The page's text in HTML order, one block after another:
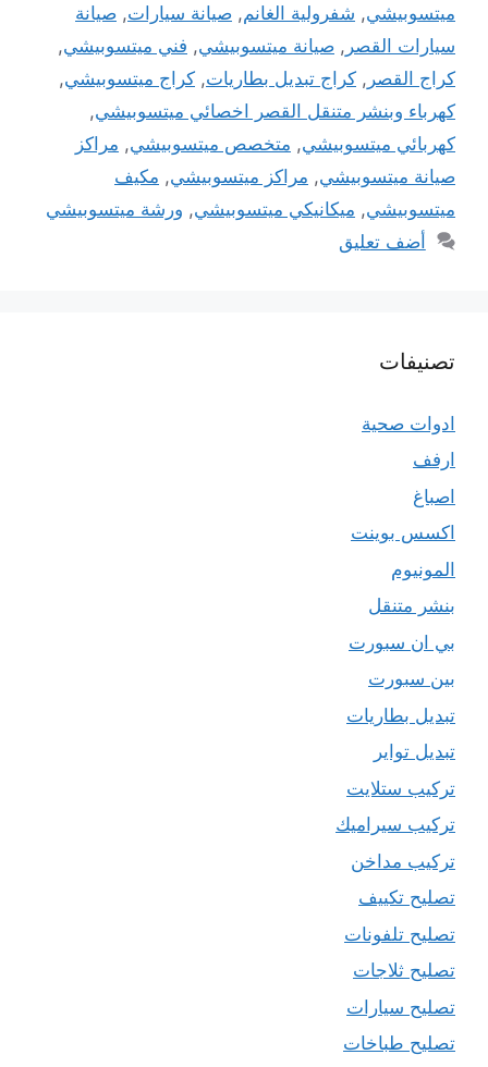
ميتسوبيشي, شفرولية الغانم, صيانة سيارات, صيانة
سيارات القصر , صيانة ميتسوبيشي, فني ميتسوبيشي,
كراج القصر , كراج تبديل بطاريات, كراج ميتسوبيشي,
كهرباء وبنشر متنقل القصر اخصائي ميتسوبيشي,
كهربائي ميتسوبيشي, متخصص ميتسوبيشي, مراكز
صيانة ميتسوبيشي, مراكز ميتسوبيشي, مكيف
ميتسوبيشي, ميكانيكي ميتسوبيشي, ورشة ميتسوبيشي
أضف تعليق
تصنيفات
ادوات صحية
ارفف
اصباغ
اكسس بوينت
المونيوم
بنشر متنقل
بي ان سبورت
بين سبورت
تبديل بطاريات
تبديل تواير
تركيب ستلايت
تركيب سيراميك
تركيب مداخن
تصليح تكييف
تصليح تلفونات
تصليح ثلاجات
تصليح سيارات
تصليح طباخات